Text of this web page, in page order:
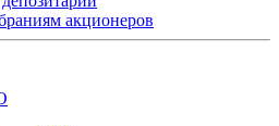
акционеров